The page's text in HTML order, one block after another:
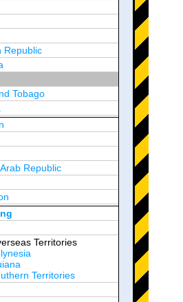
Republic
Tobago
Republic
Arab Emirates
Territories
Territories